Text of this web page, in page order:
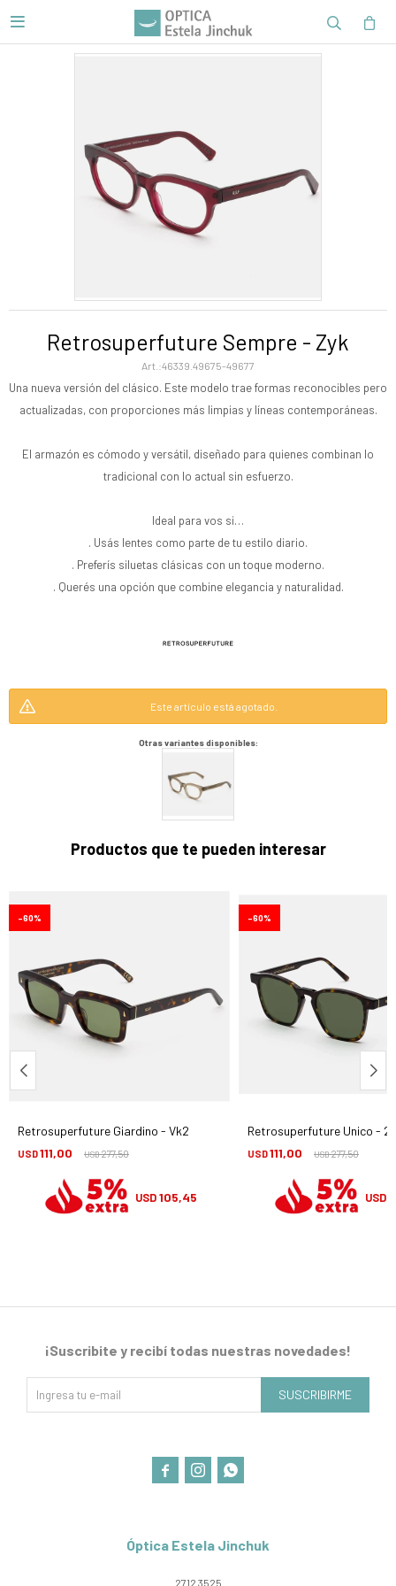

Retrosuperfuture Sempre - Zyk
46339.49675-49677
Una nueva versión del clásico. Este modelo trae formas reconocibles pero
actualizadas, con proporciones más limpias y líneas contemporáneas.
El armazón es cómodo y versátil, diseñado para quienes combinan lo
tradicional con lo actual sin esfuerzo.
Ideal para vos si…
. Usás lentes como parte de tu estilo diario.
. Preferís siluetas clásicas con un toque moderno.
. Querés una opción que combine elegancia y naturalidad.
Este artículo está agotado.
Otras variantes disponibles:
Productos que te pueden interesar
Retrosuperfuture Giardino - Vk2
USD111,00 USD277,50
60
USD 105,45
Retrosuperfuture Unico -
USD111,00 USD277,50
60
USD
Óptica Estela Jinchuk
2712 3525
¡Suscribite y recibí todas nuestras novedades!
SUSCRIBIRME
  